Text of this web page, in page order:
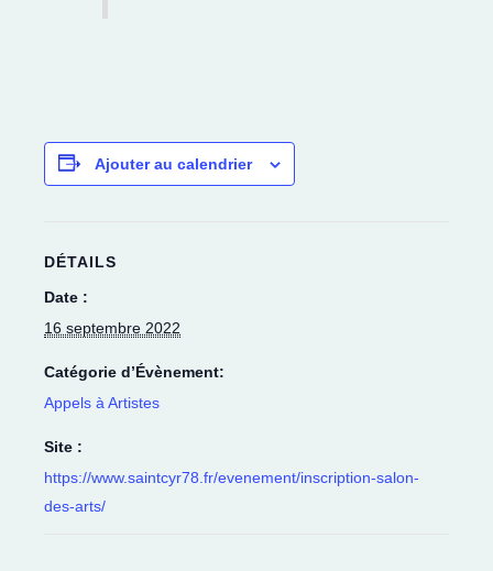
Ajouter au calendrier
DÉTAILS
Date :
16 septembre 2022
Catégorie d’Évènement:
Appels à Artistes
Site :
https://www.saintcyr78.fr/evenement/inscription-salon-
des-arts/